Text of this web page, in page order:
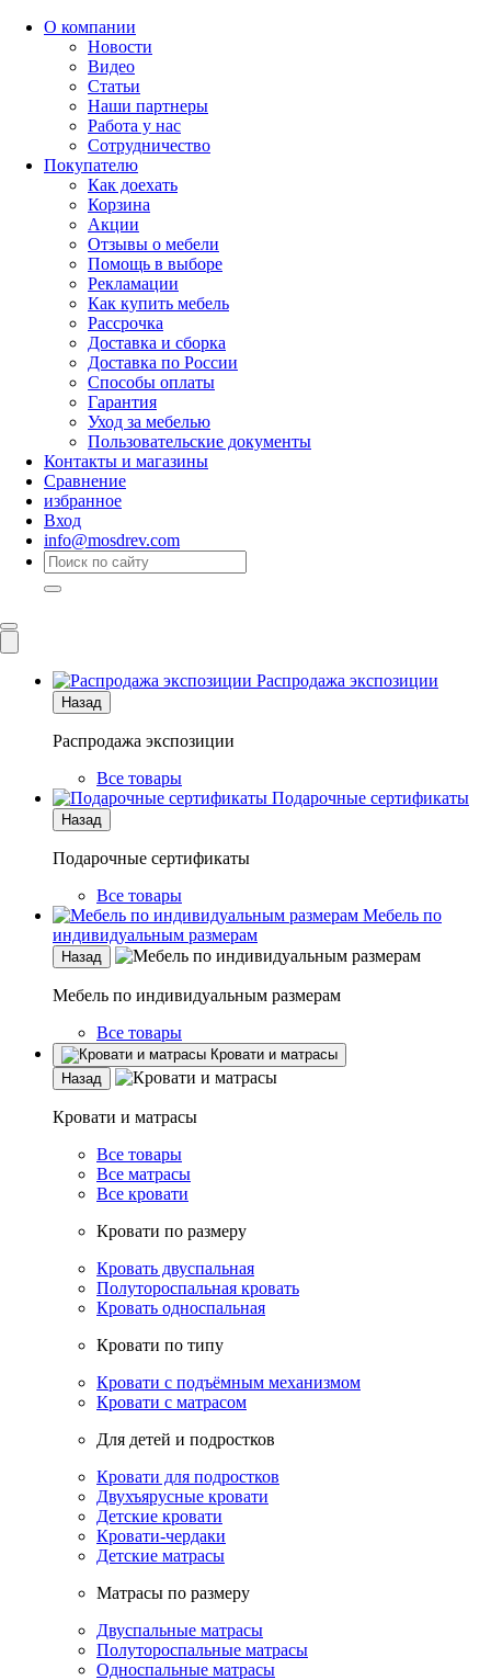
О компании
Новости
Видео
Статьи
Наши партнеры
Работа у нас
Сотрудничество
Покупателю
Как доехать
Корзина
Акции
Отзывы о мебели
Помощь в выборе
Рекламации
Как купить мебель
Рассрочка
Доставка и сборка
Доставка по России
Способы оплаты
Гарантия
Уход за мебелью
Пользовательские документы
Контакты и магазины
Сравнение
избранное
Вход
info@mosdrev.com
Распродажа экспозиции
Назад
Распродажа экспозиции
Все товары
Подарочные сертификаты
Назад
Подарочные сертификаты
Все товары
Мебель по
индивидуальным размерам
Назад
Мебель по индивидуальным размерам
Все товары
Кровати и матрасы
Назад
Кровати и матрасы
Все товары
Все матрасы
Все кровати
Кровати по размеру
Кровать двуспальная
Полутороспальная кровать
Кровать односпальная
Кровати по типу
Кровати с подъёмным механизмом
Кровати с матрасом
Для детей и подростков
Кровати для подростков
Двухъярусные кровати
Детские кровати
Кровати-чердаки
Детские матрасы
Матрасы по размеру
Двуспальные матрасы
Полутороспальные матрасы
Односпальные матрасы